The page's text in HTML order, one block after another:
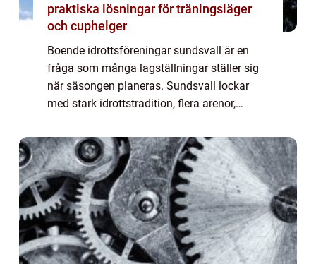
praktiska lösningar för träningsläger
och cuphelger
Boende idrottsföreningar sundsvall är en
fråga som många lagställningar ställer sig
när säsongen planeras. Sundsvall lockar
med stark idrottstradition, flera arenor,
passar både ungdomslag och seniortrupper.
För att...